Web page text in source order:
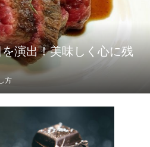
演出！美味しく心に残
方